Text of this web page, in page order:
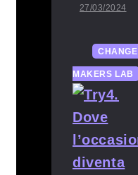
27/03/2024
CHANGE
MAKERS LAB